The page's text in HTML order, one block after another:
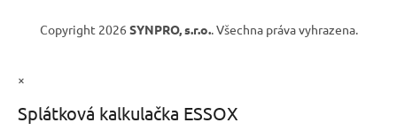
Copyright 2026 SYNPRO, s.r.o.. Všechna práva vyhrazena.
×
Splátková kalkulačka ESSOX